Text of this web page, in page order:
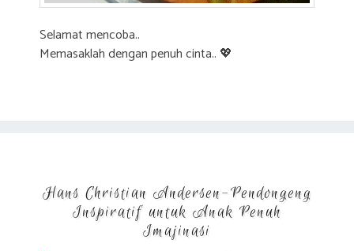
Selamat mencoba..
Memasaklah dengan penuh cinta.. 💖
Christian
Andersen-
Pendongeng
Hans Christian Andersen-Pendongeng
Inspiratif untuk Anak Penuh
Imajinasi